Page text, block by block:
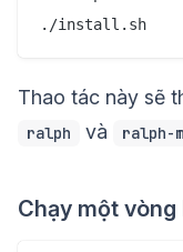
Thao tác này sẽ
ralph và ralph-
Chạy một